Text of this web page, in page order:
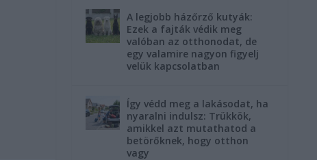
A legjobb házőrző kutyák:
Ezek a fajták védik meg
valóban az otthonodat, de
egy valamire nagyon figyelj
velük kapcsolatban
Így védd meg a lakásodat, ha
nyaralni indulsz: Trükkök,
amikkel azt mutathatod a
betörőknek, hogy otthon
vagy